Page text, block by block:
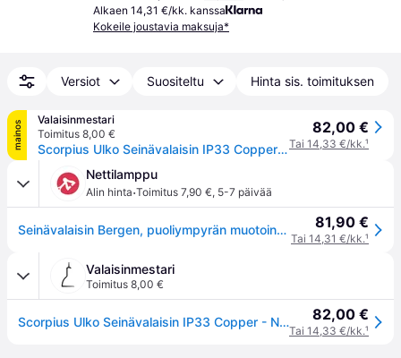
Alkaen 14,31 €/kk. kanssa
Kokeile joustavia maksuja*
Versiot Suositeltu Hinta sis. toimituksen
mainos
Valaisinmestari
Toimitus 8,00 €
Scorpius Ulko Seinävalaisin IP33 Copper - Nordlux BERGEN - Moderni - Metalli - Yksilamppuinen
82,00 €
Tai 14,33 €/kk.¹
Nettilamppu
Alin hinta·Toimitus 7,90 €, 5-7 päivää
Seinävalaisin Bergen, puoliympyrän muotoinen, kupari 81,90 €
Tai 14,31 €/kk.¹
Valaisinmestari
Toimitus 8,00 €
Scorpius Ulko Seinävalaisin IP33 Copper - Nordlux BERGEN - Moderni - Metalli - Yksilamppuinen 82,00 €
Tai 14,33 €/kk.¹